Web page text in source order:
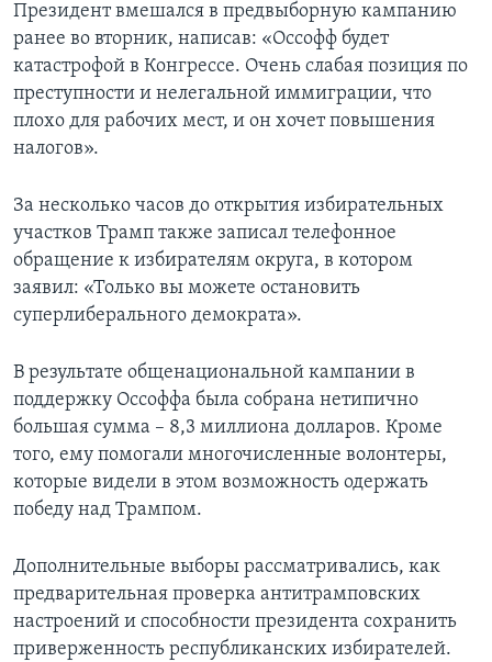
Президент вмешался в предвыборную кампанию
ранее во вторник, написав: «Оссофф будет
катастрофой в Конгрессе. Очень слабая позиция по
преступности и нелегальной иммиграции, что
плохо для рабочих мест, и он хочет повышения
налогов».
За несколько часов до открытия избирательных
участков Трамп также записал телефонное
обращение к избирателям округа, в котором
заявил: «Только вы можете остановить
суперлиберального демократа».
В результате общенациональной кампании в
поддержку Оссоффа была собрана нетипично
большая сумма – 8,3 миллиона долларов. Кроме
того, ему помогали многочисленные волонтеры,
которые видели в этом возможность одержать
победу над Трампом.
Дополнительные выборы рассматривались, как
предварительная проверка антитрамповских
настроений и способности президента сохранить
приверженность республиканских избирателей.